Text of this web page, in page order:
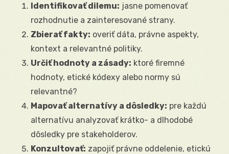
Identifikovať dilemu: jasne pomenovať
rozhodnutie a zainteresované strany.
Zbierať fakty: overiť dáta, právne aspekty,
kontext a relevantné politiky.
Určiť hodnoty a zásady: ktoré firemné
hodnoty, etické kódexy alebo normy sú
relevantné?
Mapovať alternatívy a dôsledky: pre každú
alternatívu analyzovať krátko- a dlhodobé
dôsledky pre stakeholderov.
Konzultovať: zapojiť právne oddelenie, etickú